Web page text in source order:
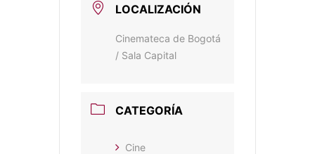
LOCALIZACIÓN
Cinemateca de Bogotá
/ Sala Capital
CATEGORÍA
Cine